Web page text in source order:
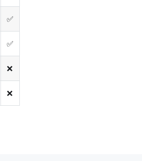
✅
✅
❌
❌